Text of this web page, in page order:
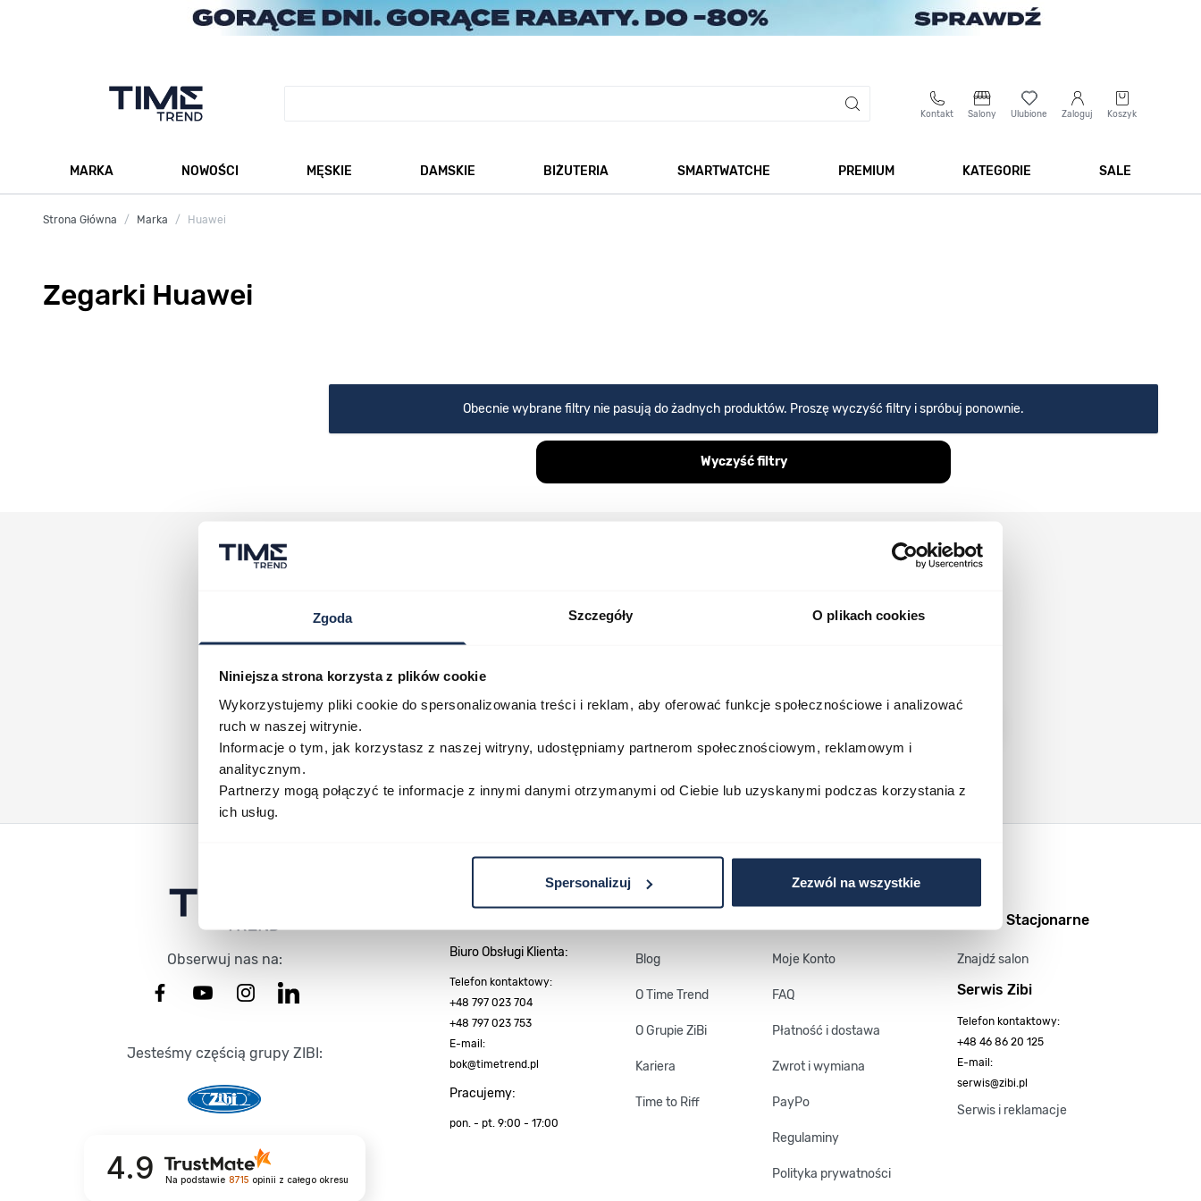
Zgoda Szczegóły O plikach cookies
Niniejsza strona korzysta z plików cookie
Wykorzystujemy pliki cookie do spersonalizowania treści i reklam, aby oferować funkcje społecznościowe i analizować
ruch w naszej witrynie.
Informacje o tym, jak korzystasz z naszej witryny, udostępniamy partnerom społecznościowym, reklamowym i
analitycznym.
Partnerzy mogą połączyć te informacje z innymi danymi otrzymanymi od Ciebie lub uzyskanymi podczas korzystania z
ich usług.
Spersonalizuj Zezwól na wszystkie
Kontakt Salony Ulubione Zaloguj Koszyk
MARKA
NOWOŚCI
MĘSKIE
DAMSKIE
BIŻUTERIA
SMARTWATCHE
PREMIUM
KATEGORIE
SALE
Strona Główna / Marka / Huawei
Zegarki Huawei
Obecnie wybrane filtry nie pasują do żadnych produktów. Proszę wyczyść filtry i spróbuj ponownie.
Wyczyść filtry
Za zapis na newsletter otrzymasz 5% zniżki na pierwsze zakupy oraz jako pierwszy(a)
Twoje imię Twój adres email
Wpisanie imienia i adresu email do formularza oraz kliknięcie w przycisk „zapisz się” oznacza, że zgadzasz się na nasz email marketing. Więcej informacji, w
tym o przysługujących Ci prawach, znajdziesz w Polityce prywatności.
Obserwuj nas na:
Jesteśmy częścią grupy ZIBI:
4.9 Na podstawie 8715 opinii z całego okresu
Biuro ObsługiKlienta:
Telefon kontaktowy:
+48 797 023 704
+48 797 023 753
E-mail:
bok@timetrend.pl
Pracujemy:
pon. - pt. 9:00 - 17:00
Blog
O Time Trend
O Grupie ZiBi
Kariera
Time to Riff
Moje Konto
FAQ
Płatność i dostawa
Zwrot i wymiana
PayPo
Regulaminy
Polityka prywatności
Salony Stacjonarne
Znajdź salon
Serwis Zibi
Telefon kontaktowy:
+48 46 86 20 125
E-mail:
serwis@zibi.pl
Serwis i reklamacje